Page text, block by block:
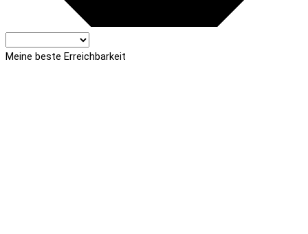
Meine beste Erreichbarkeit